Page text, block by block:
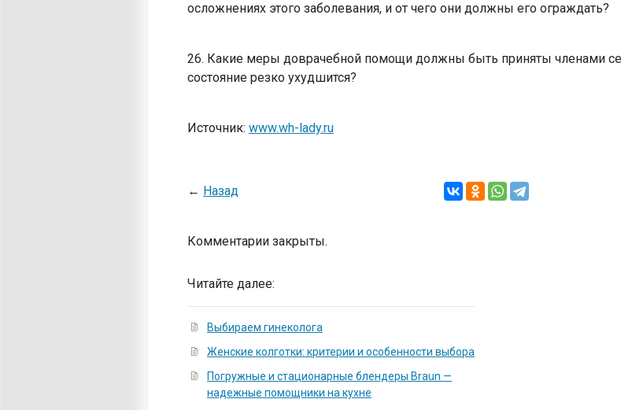
осложнениях этого заболевания, и от чего они должны его ограждать?
26. Какие меры доврачебной помощи должны быть приняты членами
состояние резко ухудшится?
Источник: www.wh-lady.ru
← Назад
Комментарии закрыты.
Читайте далее:
Выбираем гинеколога
Женские колготки: критерии и особенности выбора
Погружные и стационарные блендеры Braun —
надежные помощники на кухне